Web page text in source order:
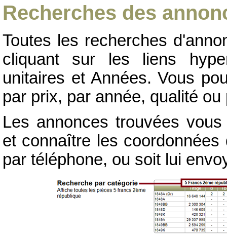
Recherches des
Toutes les recherches
cliquant sur les liens
unitaires et Années. Vous
par prix, par année, qualité ou
Les annonces trouvées
et connaître les
par téléphone, ou soit lui